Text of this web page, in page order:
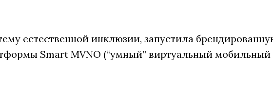
естественной инклюзии, запустила
Smart MVNO (“умный” виртуальный мобильный